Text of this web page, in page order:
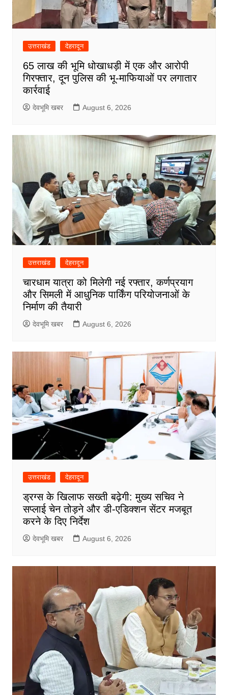
उत्तराखंड देहरादून
65 लाख की भूमि धोखाधड़ी में एक और आरोपी
गिरफ्तार, दून पुलिस की भू-माफियाओं पर लगातार
कार्रवाई
देवभूमि खबर August 6, 2026
उत्तराखंड देहरादून
चारधाम यात्रा को मिलेगी नई रफ्तार, कर्णप्रयाग
और सिमली में आधुनिक पार्किंग परियोजनाओं के
निर्माण की तैयारी
देवभूमि खबर August 6, 2026
उत्तराखंड देहरादून
ड्रग्स के खिलाफ सख्ती बढ़ेगी: मुख्य सचिव ने
सप्लाई चेन तोड़ने और डी-एडिक्शन सेंटर मजबूत
करने के दिए निर्देश
देवभूमि खबर August 6, 2026